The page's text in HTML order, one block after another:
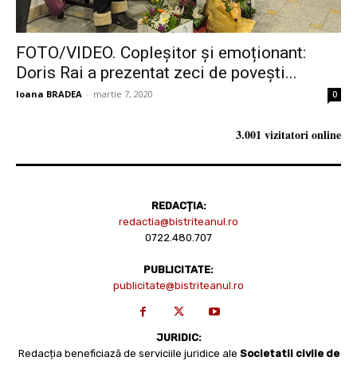
FOTO/VIDEO. Copleșitor și emoționant:
Doris Rai a prezentat zeci de povești...
Ioana BRADEA - martie 7, 2020 0
3.001 vizitatori online
REDACȚIA:
redactia@bistriteanul.ro
0722.480.707
PUBLICITATE:
publicitate@bistriteanul.ro
JURIDIC:
Redacția beneficiază de serviciile juridice ale Societatii civile de